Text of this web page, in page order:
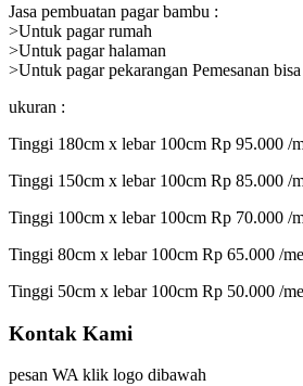
Jasa pembuatan pagar bambu :
>Untuk pagar rumah
>Untuk pagar halaman
>Untuk pagar pekarangan Pemesanan
ukuran :
Tinggi 180cm x lebar 100cm Rp 95.000 /
Tinggi 150cm x lebar 100cm Rp 85.000 /
Tinggi 100cm x lebar 100cm Rp 70.000 /
Tinggi 80cm x lebar 100cm Rp 65.000 /
Tinggi 50cm x lebar 100cm Rp 50.000 /
Kontak Kami
pesan WA klik logo dibawah